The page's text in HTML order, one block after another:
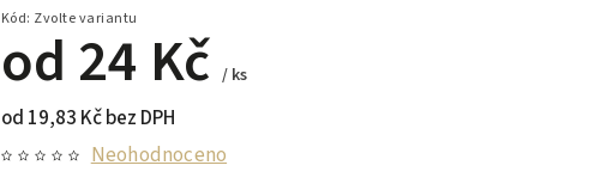
Kód: Zvolte variantu
od 24 Kč / ks
od 19,83 Kčbez DPH
Neohodnoceno